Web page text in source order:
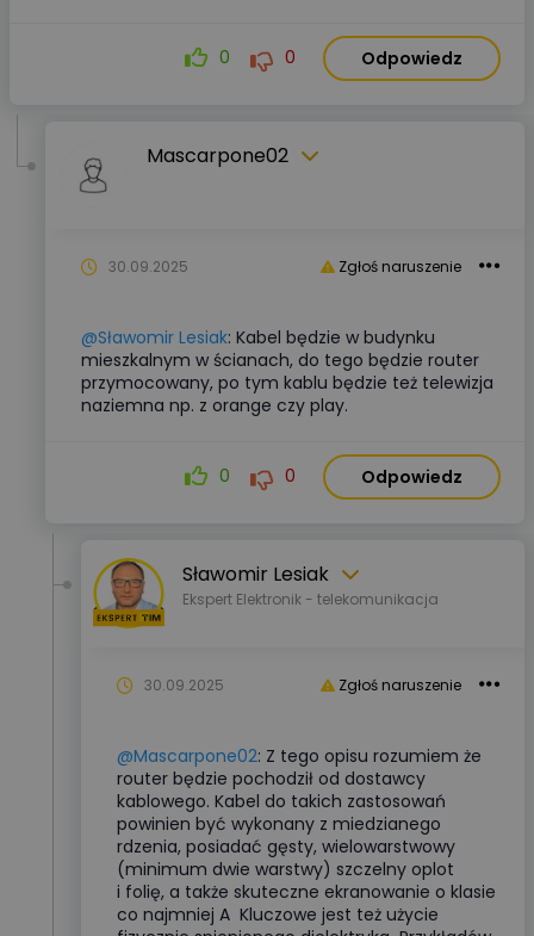
0 0 Odpowiedz
Mascarpone02
Zgłoś naruszenie
30.09.2025
@Sławomir Lesiak: Kabel będzie w budynku
mieszkalnym w ścianach, do tego będzie router
przymocowany, po tym kablu będzie też telewizja
naziemna np. z orange czy play.
0 0 Odpowiedz
Sławomir Lesiak
Ekspert Elektronik - telekomunikacja
Zgłoś naruszenie
30.09.2025
@Mascarpone02: Z tego opisu rozumiem że
router będzie pochodził od dostawcy
kablowego. Kabel do takich zastosowań
powinien być wykonany z miedzianego
rdzenia, posiadać gęsty, wielowarstwowy
(minimum dwie warstwy) szczelny oplot
i folię, a także skuteczne ekranowanie o klasie
co najmniej A Kluczowe jest też użycie